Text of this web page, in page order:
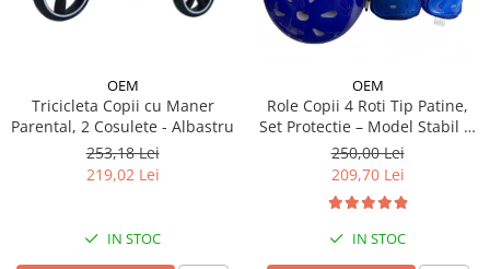
OEM
Tricicleta Copii cu Maner
Parental, 2 Cosulete - Albastru
253,18 Lei
219,02 Lei
IN STOC
OEM
Role Copii 4 Roti Tip Patine,
Set Protectie – Model Stabil si
Reglabil - Albastru
250,00 Lei
209,70 Lei
IN STOC